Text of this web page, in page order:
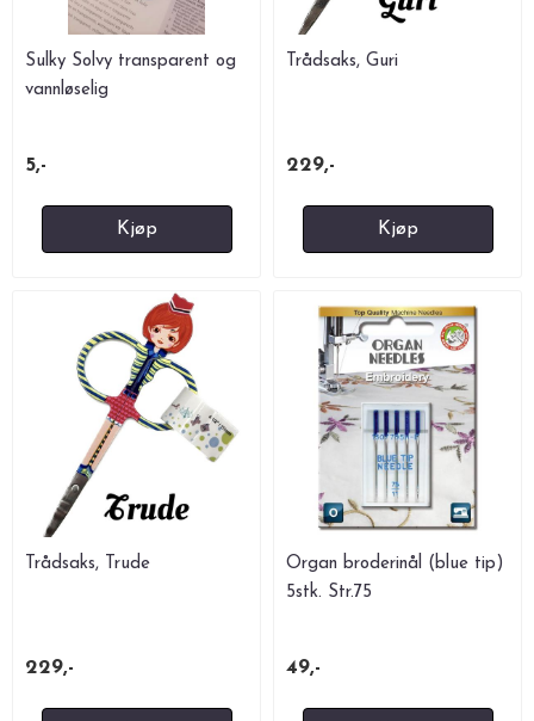
Sulky Solvy transparent og
vannløselig
5,-
Kjøp
Trådsaks, Guri
229,-
Kjøp
Trådsaks, Trude
229,-
Organ broderinål (blue tip)
5stk. Str.75
49,-